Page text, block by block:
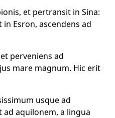
et pertransit in Sina:
Esron, ascendens ad
perveniens ad
mare magnum. Hic erit
usque ad
ad aquilonem, a lingua